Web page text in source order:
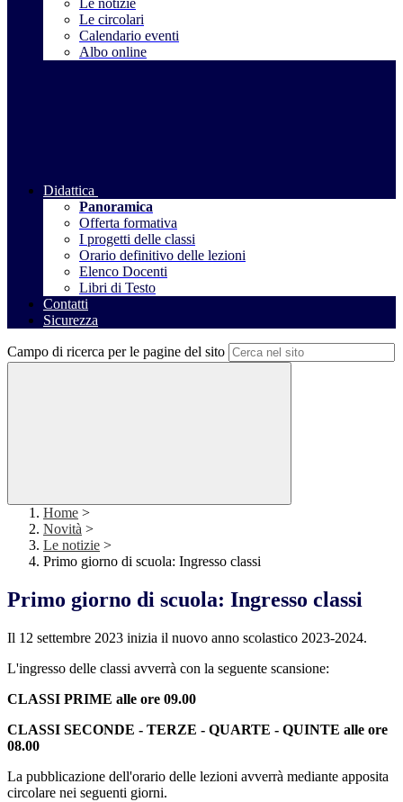
Le notizie
Le circolari
Calendario eventi
Albo online
Didattica
Panoramica
Offerta formativa
I progetti delle classi
Orario definitivo delle lezioni
Elenco Docenti
Libri di Testo
Contatti
Sicurezza
Campo di ricerca per le pagine del sito
Home >
Novità >
Le notizie >
Primo giorno di scuola: Ingresso classi
Primo giorno di scuola: Ingresso classi
Il 12 settembre 2023 inizia il nuovo anno scolastico 2023-2024.
L'ingresso delle classi avverrà con la seguente scansione:
CLASSI PRIME alle ore 09.00
CLASSI SECONDE - TERZE - QUARTE - QUINTE alle ore
08.00
La pubblicazione dell'orario delle lezioni avverrà mediante apposita
circolare nei seguenti giorni.